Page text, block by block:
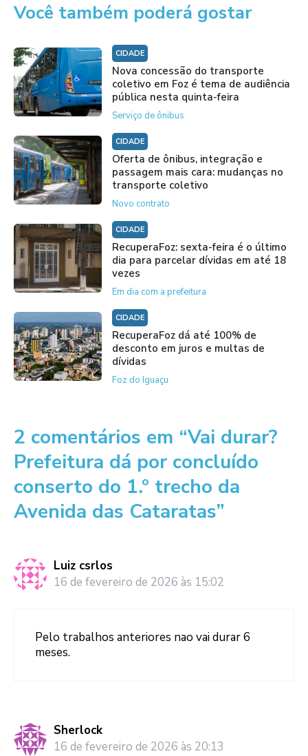
Você também poderá gostar
CIDADE
Nova concessão do transporte
coletivo em Foz é tema de audiência
pública nesta quinta-feira
Serviço de ônibus
CIDADE
Oferta de ônibus, integração e
passagem mais cara: mudanças no
transporte coletivo
Novo contrato
CIDADE
RecuperaFoz: sexta-feira é o último
dia para parcelar dívidas em até 18
vezes
Em dia com a prefeitura
CIDADE
RecuperaFoz dá até 100% de
desconto em juros e multas de
dívidas
Foz do Iguaçu
2 comentários em “Vai durar?
Prefeitura dá por concluído
conserto do 1.º trecho da
Avenida das Cataratas”
Luiz csrlos
16 de fevereiro de 2026 às 15:02
Pelo trabalhos anteriores nao vai durar 6
meses.
Sherlock
16 de fevereiro de 2026 às 20:13